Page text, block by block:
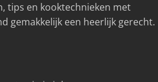
tips en kooktechnieken met
gemakkelijk een heerlijk gerecht.